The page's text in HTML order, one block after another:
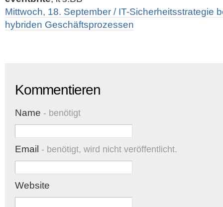
Mittwoch, 18. September / IT-Sicherheitsstrategie
hybriden Geschäftsprozessen
Kommentieren
Name - benötigt
Email - benötigt, wird nicht veröffentlicht.
Website